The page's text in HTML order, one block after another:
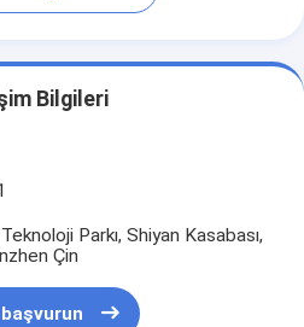
Bilgileri
Parkı, Shiyan Kasabası,
Çin